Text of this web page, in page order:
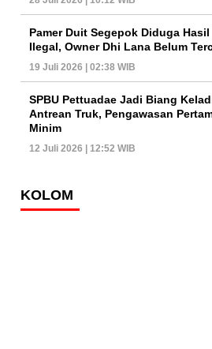
Pamer Duit Segepok Diduga Hasil
Ilegal, Owner Dhi Lana Belum
19 Juli 2026 | 02:38 WIB
SPBU Pettuadae Jadi Biang
Antrean Truk, Pengawasan
Minim
12 Juli 2026 | 12:52 WIB
KOLOM